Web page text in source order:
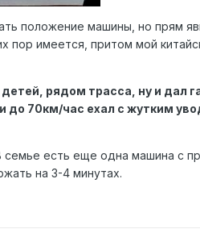
положение машины, но прям
имеется, притом мой
рядом трасса, ну и дал
70км/час ехал с жутким
семье есть еще одна машина с
на 3-4 минутах.